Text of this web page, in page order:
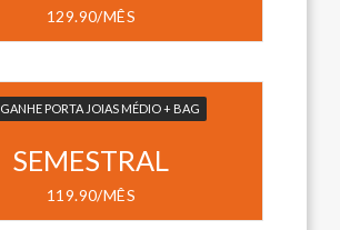
129.90/MÊS
GANHE PORTA JOIAS MÉDIO + BAG
SEMESTRAL
119.90/MÊS